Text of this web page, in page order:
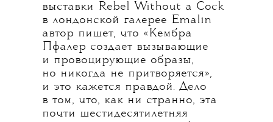
выставки Rebel Without a Cock
в лондонской галерее Emalin
автор пишет, что «Кембра
Пфалер создает вызывающие
и провоцирующие образы,
но никогда не притворяется»,
и это кажется правдой. Дело
в том, что, как ни странно, эта
почти шестидесятилетняя